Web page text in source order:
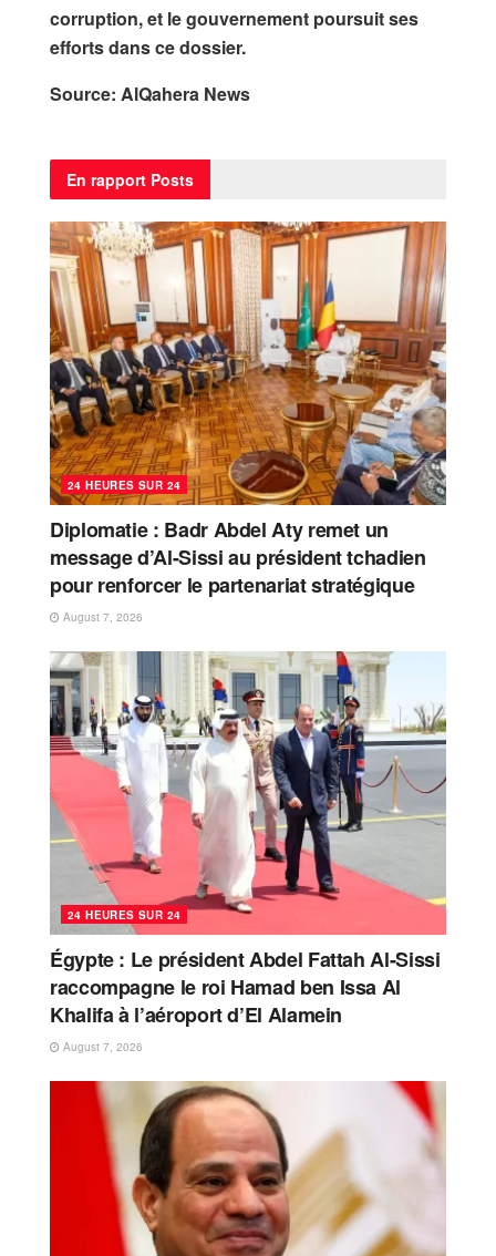
corruption, et le gouvernement poursuit ses
efforts dans ce dossier.
Source: AlQahera News
En rapport Posts
24 HEURES SUR 24
Diplomatie : Badr Abdel Aty remet un
message d’Al-Sissi au président tchadien
pour renforcer le partenariat stratégique
August 7, 2026
24 HEURES SUR 24
Égypte : Le président Abdel Fattah Al-Sissi
raccompagne le roi Hamad ben Issa Al
Khalifa à l’aéroport d’El Alamein
August 7, 2026